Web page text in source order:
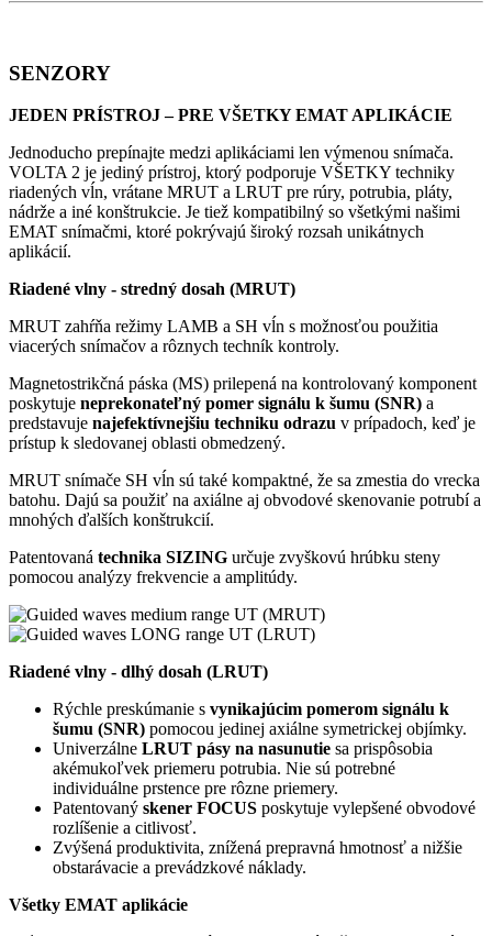
SENZORY
JEDEN PRÍSTROJ – PRE VŠETKY EMAT APLIKÁCIE
Jednoducho prepínajte medzi aplikáciami len výmenou snímača.
VOLTA 2 je jediný prístroj, ktorý podporuje VŠETKY techniky
riadených vĺn, vrátane MRUT a LRUT pre rúry, potrubia, pláty,
nádrže a iné konštrukcie. Je tiež kompatibilný so všetkými našimi
EMAT snímačmi, ktoré pokrývajú široký rozsah unikátnych
aplikácií.
Riadené vlny - stredný dosah (MRUT)
MRUT zahŕňa režimy LAMB a SH vĺn s možnosťou použitia
viacerých snímačov a rôznych techník kontroly.
Magnetostrikčná páska (MS) prilepená na kontrolovaný komponent
poskytuje neprekonateľný pomer signálu k šumu (SNR) a
predstavuje najefektívnejšiu techniku odrazu v prípadoch, keď je
prístup k sledovanej oblasti obmedzený.
MRUT snímače SH vĺn sú také kompaktné, že sa zmestia do vrecka
batohu. Dajú sa použiť na axiálne aj obvodové skenovanie potrubí a
mnohých ďalších konštrukcií.
Patentovaná technika SIZING určuje zvyškovú hrúbku steny
pomocou analýzy frekvencie a amplitúdy.
Riadené vlny - dlhý dosah (LRUT)
Rýchle preskúmanie s vynikajúcim pomerom signálu k
šumu (SNR) pomocou jedinej axiálne symetrickej objímky.
Univerzálne LRUT pásy na nasunutie sa prispôsobia
akémukoľvek priemeru potrubia. Nie sú potrebné
individuálne prstence pre rôzne priemery.
Patentovaný skener FOCUS poskytuje vylepšené obvodové
rozlíšenie a citlivosť.
Zvýšená produktivita, znížená prepravná hmotnosť a nižšie
obstarávacie a prevádzkové náklady.
Všetky EMAT aplikácie